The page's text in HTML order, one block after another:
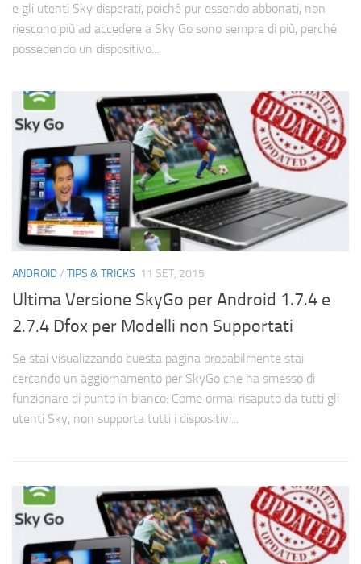
e gli utenti Sky disperati, poiché pur essendo abbonati, non
riescono più ad accedere a Sky Go sono sempre di più, perché
possedendo un dispositivo...
ANDROID/ TIPS & TRICKS 11 SET, 2015
Ultima Versione SkyGo per Android 1.7.4 e
2.7.4 Dfox per Modelli non Supportati
Se stai visualizzando questa pagina probabilmente stai
cercando un aggiornamento per SkyGo che ha smesso di
funzionare di punto in bianco: Come ormai risaputo da tutti gli
utenti Sky, non supporta tutti i dispositivi...